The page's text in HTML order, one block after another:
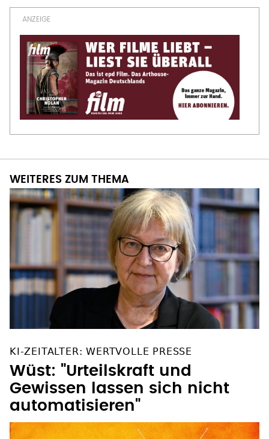
WEITERES ZUM THEMA
KI-ZEITALTER: WERTVOLLE PRESSE
Wüst: "Urteilskraft und
Gewissen lassen sich nicht
automatisieren"